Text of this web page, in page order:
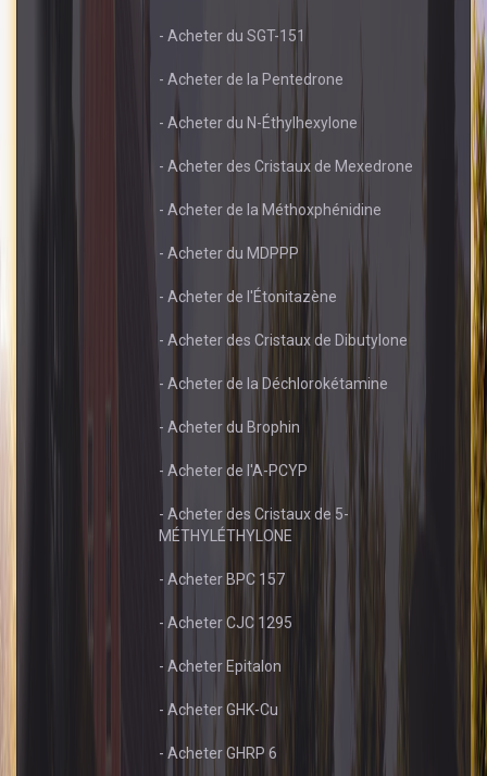
- Acheter du SGT-151
- Acheter de la Pentedrone
- Acheter du N-Éthylhexylone
- Acheter des Cristaux de Mexedrone
- Acheter de la Méthoxphénidine
- Acheter du MDPPP
- Acheter de l'Étonitazène
- Acheter des Cristaux de Dibutylone
- Acheter de la Déchlorokétamine
- Acheter du Brophin
- Acheter de l'A-PCYP
- Acheter des Cristaux de 5-
MÉTHYLÉTHYLONE
- Acheter BPC 157
- Acheter CJC 1295
- Acheter Epitalon
- Acheter GHK-Cu
- Acheter GHRP 6